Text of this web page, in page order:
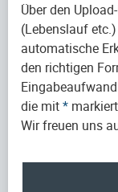
Über den
(Lebenslauf
automatische
den richtigen
die mit*
Wir freuen uns